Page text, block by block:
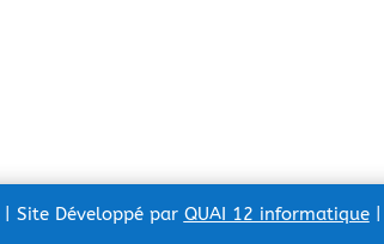
| Site Développé par QUAI 12 informatique